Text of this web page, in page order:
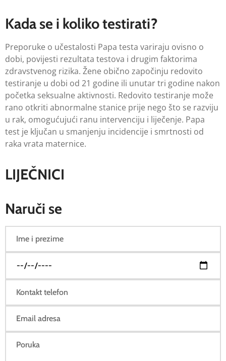
Kada se i koliko testirati?
Preporuke o učestalosti Papa testa variraju ovisno o
dobi, povijesti rezultata testova i drugim faktorima
zdravstvenog rizika. Žene obično započinju redovito
testiranje u dobi od 21 godine ili unutar tri godine nakon
početka seksualne aktivnosti. Redovito testiranje može
rano otkriti abnormalne stanice prije nego što se razviju
u rak, omogućujući ranu intervenciju i liječenje. Papa
test je ključan u smanjenju incidencije i smrtnosti od
raka vrata maternice.
LIJEČNICI
Naruči se